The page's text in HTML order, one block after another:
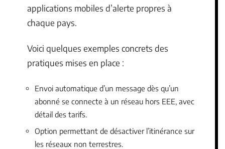
applications mobiles d’alerte propres à
chaque pays.
Voici quelques exemples concrets des
pratiques mises en place :
Envoi automatique d’un message dès qu’un
abonné se connecte à un réseau hors EEE, avec
détail des tarifs.
Option permettant de désactiver l’itinérance sur
les réseaux non terrestres.